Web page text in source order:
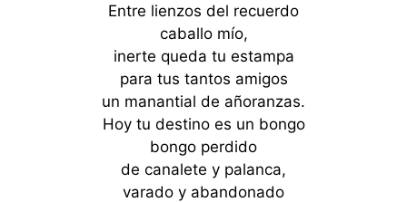
Entre lienzos del recuerdo
caballo mío,
inerte queda tu estampa
para tus tantos amigos
un manantial de añoranzas.
Hoy tu destino es un bongo
bongo perdido
de canalete y palanca,
varado y abandonado